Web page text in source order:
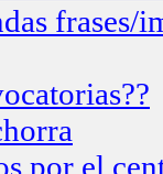
frases/
por el